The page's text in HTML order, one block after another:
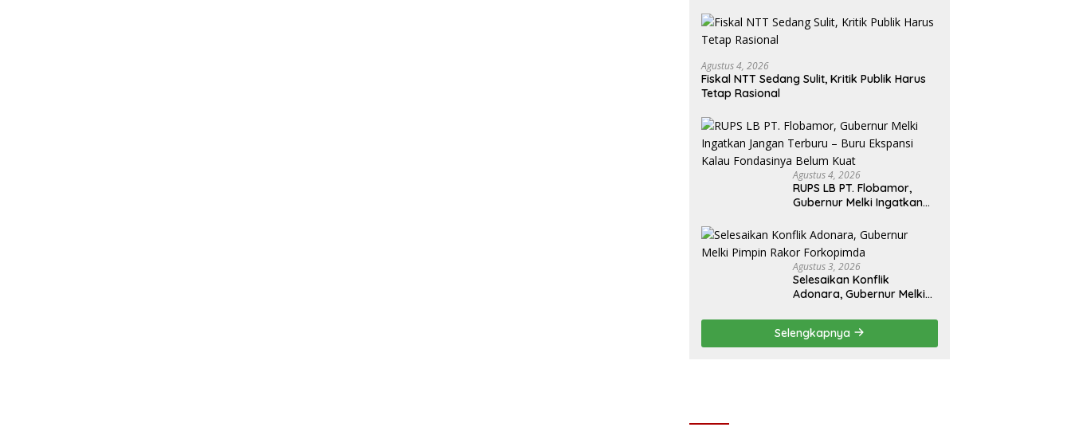
Agustus 4, 2026
Fiskal NTT Sedang Sulit, Kritik Publik Harus
Tetap Rasional
Agustus 4, 2026
RUPS LB PT. Flobamor,
Gubernur Melki Ingatkan
Ekspansi Kalau
Fondasinya Belum Kuat
Agustus 3, 2026
Selesaikan Konflik
Adonara, Gubernur Melki
Selengkapnya